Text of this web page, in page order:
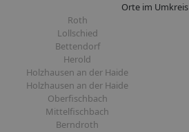
Orte im Umkreis
Roth
Lollschied
Bettendorf
Herold
Holzhausen an der Haide
Holzhausen an der Haide
Oberfischbach
Mittelfischbach
Berndroth